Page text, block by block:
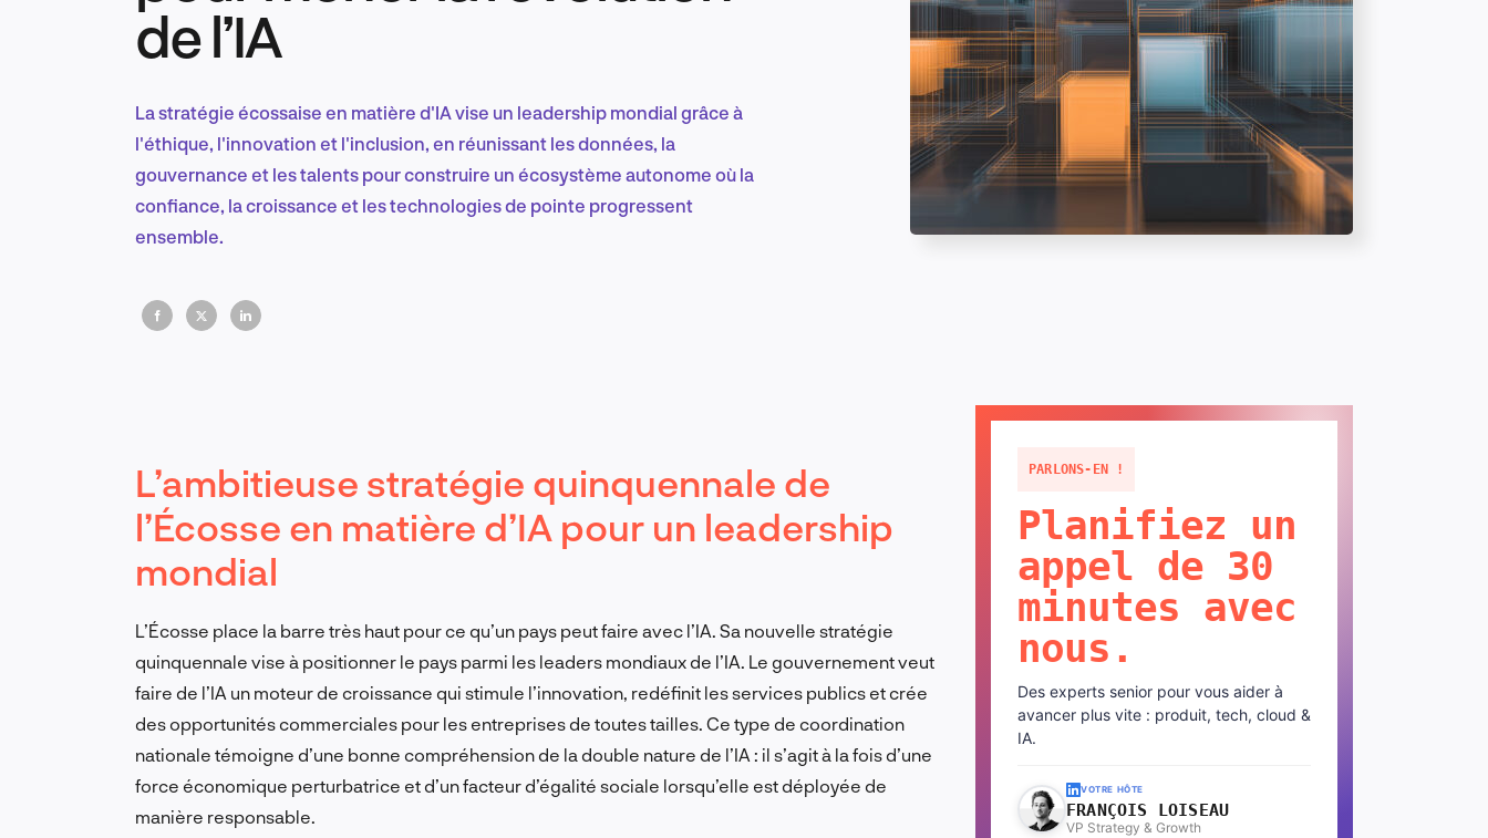
Recherche et conception produit
FR
de l’IA
La stratégie écossaise en matière d'IA vise un leadership mondial grâce à
l'éthique, l'innovation et l'inclusion, en réunissant les données, la
gouvernance et les talents pour construire un écosystème autonome où la
confiance, la croissance et les technologies de pointe progressent
ensemble.
L’ambitieuse stratégie quinquennale de
l’Écosse en matière d’IA pour un leadership
mondial
L’Écosse place la barre très haut pour ce qu’un pays peut faire avec l’IA. Sa nouvelle stratégie
quinquennale vise à positionner le pays parmi les leaders mondiaux de l’IA. Le gouvernement veut
faire de l’IA un moteur de croissance qui stimule l’innovation, redéfinit les services publics et crée
des opportunités commerciales pour les entreprises de toutes tailles. Ce type de coordination
nationale témoigne d’une bonne compréhension de la double nature de l’IA : il s’agit à la fois d’une
force économique perturbatrice et d’un facteur d’égalité sociale lorsqu’elle est déployée de
manière responsable.
PARLONS-EN !
Planifiez un
appel de 30
minutes avec
nous.
Des experts senior pour vous aider à
avancer plus vite : produit, tech, cloud &
IA.
VOTRE HÔTE
FRANÇOIS LOISEAU
VP Strategy & Growth